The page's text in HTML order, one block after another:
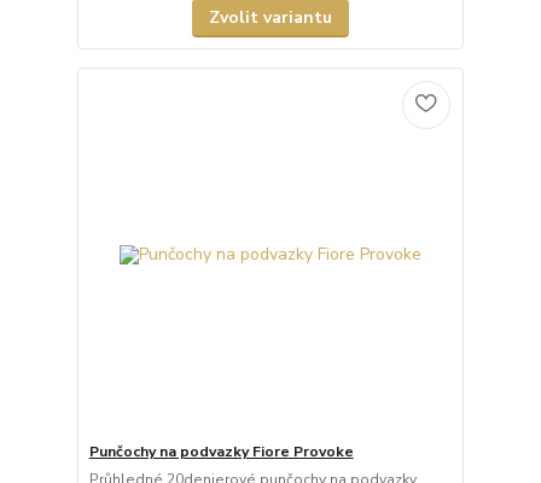
Zvolit variantu
Punčochy na podvazky Fiore Provoke
Průhledné 20denierové punčochy na podvazky